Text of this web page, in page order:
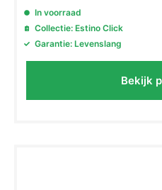
In voorraad
Collectie: Estino Click
Garantie: Levenslang
Bekijk